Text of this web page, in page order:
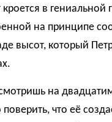
кроется в гениальной
на принципе
высот, который
на
поверить, что её